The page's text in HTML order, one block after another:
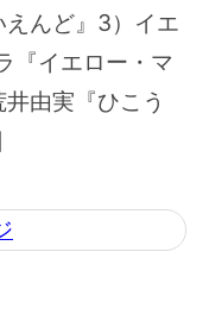
んど』3）イエ
『イエロー・マ
由実『ひこう